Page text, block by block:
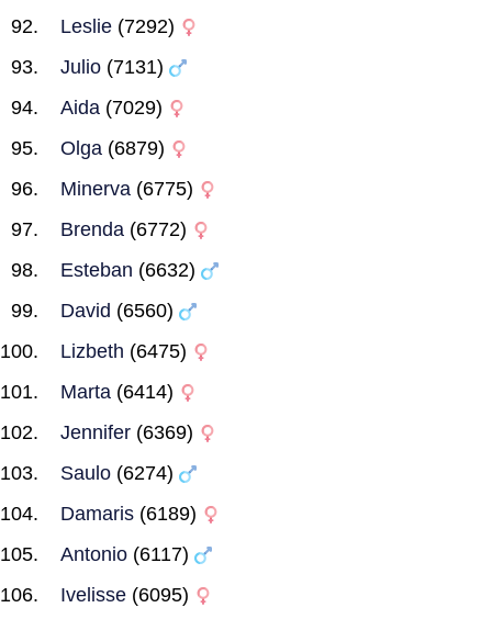
Leslie (7292)
Julio (7131)
Aida (7029)
Olga (6879)
Minerva (6775)
Brenda (6772)
Esteban (6632)
David (6560)
Lizbeth (6475)
Marta (6414)
Jennifer (6369)
Saulo (6274)
Damaris (6189)
Antonio (6117)
Ivelisse (6095)